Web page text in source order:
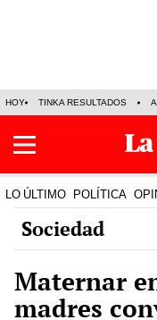
HOY TINKA RESULTADOS
LO ÚLTIMO POLÍTICA
Sociedad
Maternar
madres